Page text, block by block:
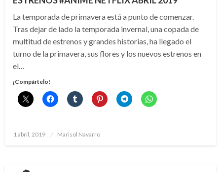
La temporada de primavera está a punto de comenzar.
Tras dejar de lado la temporada invernal, una copada de
multitud de estrenos y grandes historias, ha llegado el
turno de la primavera, sus flores y los nuevos estrenos en
el…
¡Compártelo!
Publicado
1 abril, 2019 Marisol Navarro